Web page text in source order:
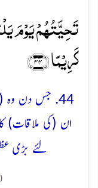
تَحِیَّتُہُمۡ یَوۡمَ
کَرِیۡمًا ﴿۴۴﴾
44. جس دن
ان (کی ملاقات)
لئے بڑی
(